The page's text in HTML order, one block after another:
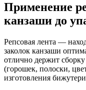
Применение
канзаши до
Репсовая лента —
заколок канзаши
отлично держит
(горошек, полоски,
изготовления